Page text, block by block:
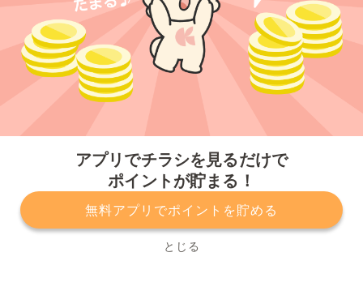
アプリでチラシを見るだけで
ポイントが貯まる！
無料アプリでポイントを貯める
とじる
プライバシーポリシー 利用規約
運営会社
サービスに関してのお問い合わせ